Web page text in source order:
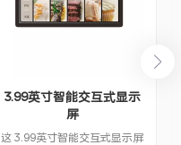
3.99英寸智能交互式显示
屏
这 3.99英寸智能交互式显示屏